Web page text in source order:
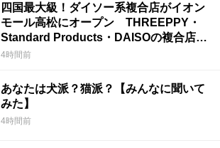
四国最大級！ダイソー系複合店がイオン
モール高松にオープン THREEPPY・
Standard Products・DAISOの複合店は
香川県初
4時間前
あなたは犬派？猫派？【みんなに聞いて
みた】
4時間前